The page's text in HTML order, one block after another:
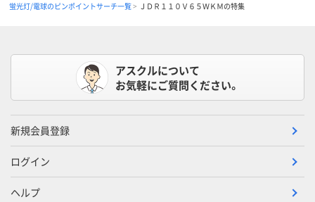
蛍光灯/電球のピンポイントサーチ一覧
ＪＤＲ１１０Ｖ６５ＷＫＭの特集
アスクルについて
お気軽にご質問ください。
新規会員登録
ログイン
ヘルプ